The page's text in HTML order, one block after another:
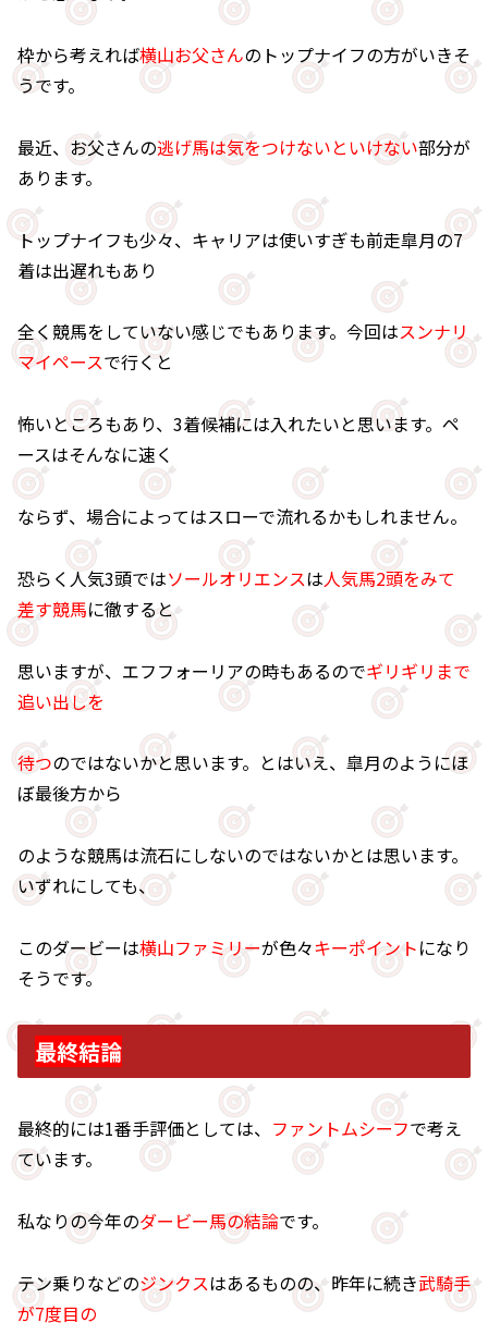
枠から考えれば横山お父さんのトップナイフの方がいきそ
うです。
最近、お父さんの逃げ馬は気をつけないといけない部分が
あります。
トップナイフも少々、キャリアは使いすぎも前走皐月の7
着は出遅れもあり
全く競馬をしていない感じでもあります。今回はスンナリ
マイペースで行くと
怖いところもあり、3着候補には入れたいと思います。ペ
ースはそんなに速く
ならず、場合によってはスローで流れるかもしれません。
恐らく人気3頭ではソールオリエンスは人気馬2頭をみて
差す競馬に徹すると
思いますが、エフフォーリアの時もあるのでギリギリまで
追い出しを
待つのではないかと思います。とはいえ、皐月のようにほ
ぼ最後方から
のような競馬は流石にしないのではないかとは思います。
いずれにしても、
このダービーは横山ファミリーが色々キーポイントになり
そうです。
最終結論
最終的には1番手評価としては、 ファントムシーフで考え
ています。
私なりの今年のダービー馬の結論です。
テン乗りなどのジンクスはあるものの、昨年に続き武騎手
が7度目の